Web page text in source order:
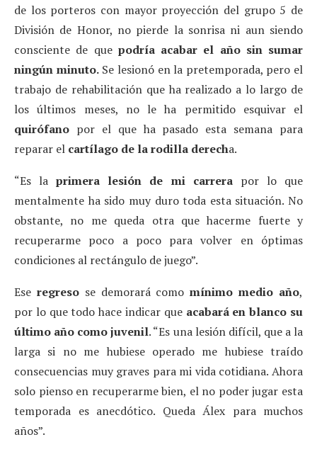
de los porteros con mayor proyección del grupo 5 de
División de Honor, no pierde la sonrisa ni aun siendo
consciente de que podría acabar el año sin sumar
ningún minuto.Se lesionó en la pretemporada, pero el
trabajo de rehabilitación que ha realizado a lo largo de
los últimos meses, no le ha permitido esquivar el
quirófano por el que ha pasado esta semana para
reparar el cartílago de la rodilla derecha.
“Es laprimera lesión de mi carrerapor lo que
mentalmente ha sido muy duro toda esta situación. No
obstante, no me queda otra que hacerme fuerte y
recuperarme poco a poco para volver en óptimas
condiciones al rectángulo de juego”.
Ese regresose demorará comomínimo medio año,
por lo que todo hace indicar que acabará en blanco su
último año como juvenil. “Es una lesión difícil, que a la
larga si no me hubiese operado me hubiese traído
consecuencias muy graves para mi vida cotidiana. Ahora
solo pienso en recuperarme bien, el no poder jugar esta
temporada es anecdótico. Queda Álex para muchos
años”.